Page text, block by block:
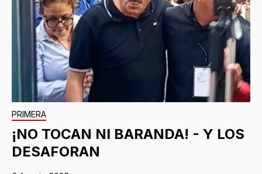
PRIMERA
¡NO TOCAN NI BARANDA! - Y LOS
DESAFORAN